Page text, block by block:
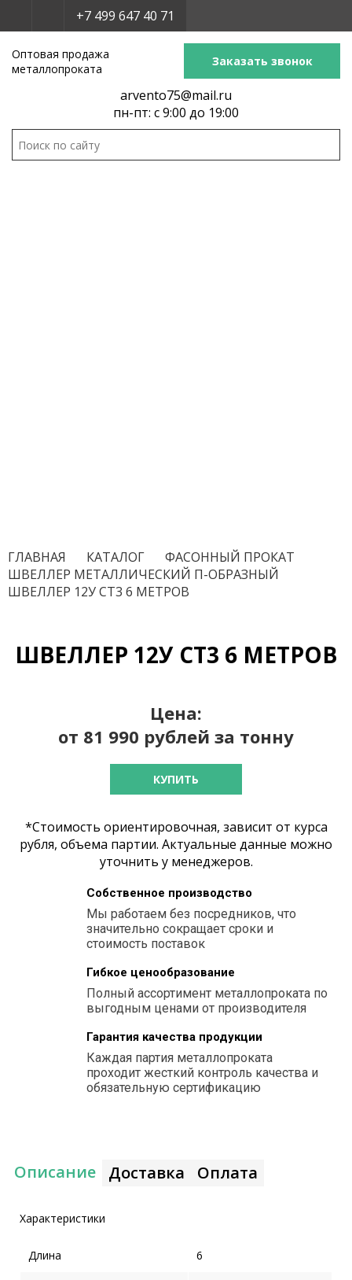
Оптовая продажа
металлопроката
arvento75@mail.ru
пн-пт: с 9:00 до 19:00
Заказать звонок
ГЛАВНАЯ КАТАЛОГ ФАСОННЫЙ ПРОКАТ
ШВЕЛЛЕР МЕТАЛЛИЧЕСКИЙ П-ОБРАЗНЫЙ
ШВЕЛЛЕР 12У СТ3 6 МЕТРОВ
ШВЕЛЛЕР 12У СТ3 6 МЕТРОВ
Цена:
от 81 990 рублей за тонну
КУПИТЬ
*Стоимость ориентировочная, зависит от курса
рубля, объема партии. Актуальные данные можно
уточнить у менеджеров.
Собственное производство
Мы работаем без посредников, что
значительно сокращает сроки и
стоимость поставок
Гибкое ценообразование
Полный ассортимент металлопроката по
выгодным ценами от производителя
Гарантия качества продукции
Каждая партия металлопроката
проходит жесткий контроль качества и
обязательную сертификацию
Описание Доставка Оплата
Характеристики
Длина 6
+7 499 647 40 71